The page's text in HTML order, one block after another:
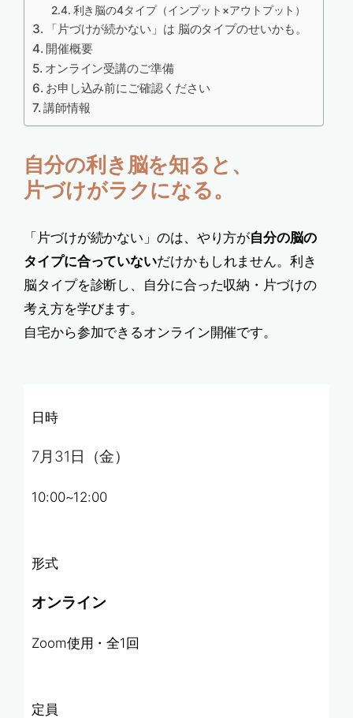
利き脳の4タイプ（インプット×アウトプット）
「片づけが続かない」は 脳のタイプのせいかも。
開催概要
オンライン受講のご準備
お申し込み前にご確認ください
講師情報
自分の利き脳を知ると、
片づけがラクになる。
「片づけが続かない」のは、やり方が自分の脳の
タイプに合っていないだけかもしれません。利き
脳タイプを診断し、自分に合った収納・片づけの
考え方を学びます。
自宅から参加できるオンライン開催です。
日時
7月31日（金）
10:00~12:00
形式
オンライン
Zoom使用・全1回
定員